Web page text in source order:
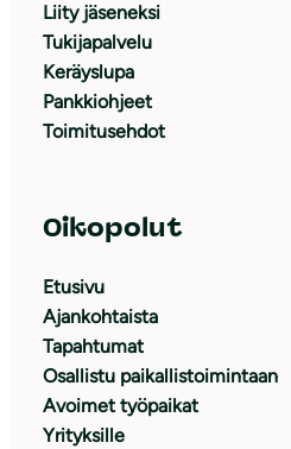
Liity jäseneksi
Tukijapalvelu
Keräyslupa
Pankkiohjeet
Toimitusehdot
Oikopolut
Etusivu
Ajankohtaista
Tapahtumat
Osallistu paikallistoimintaan
Avoimet työpaikat
Yrityksille